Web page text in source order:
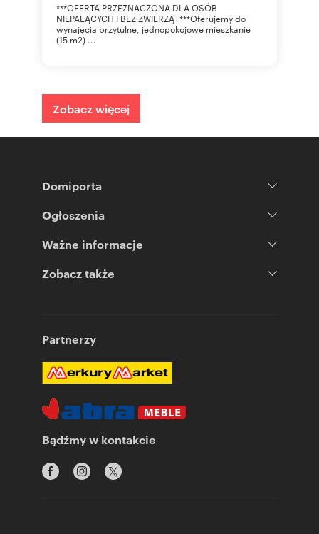
***OFERTA PRZEZNACZONA DLA OSÓB
NIEPALĄCYCH I BEZ ZWIERZĄT***Oferujemy do
wynajęcia przytulne, jednopokojowe mieszkanie
(15 m2) ...
Zobacz więcej
Domiporta
Ogłoszenia
Ważne informacje
Zobacz także
Partnerzy
Bądźmy w kontakcie